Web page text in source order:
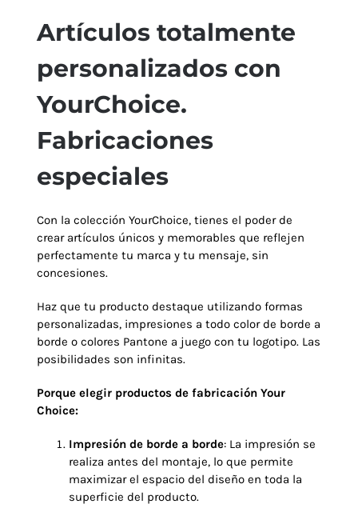
Tecnología
Más Regalos
WooCommerce Cart
Artículos totalmente
personalizados con
YourChoice.
Fabricaciones
especiales
Con la colección YourChoice, tienes el poder de
crear artículos únicos y memorables que reflejen
perfectamente tu marca y tu mensaje, sin
concesiones.
Haz que tu producto destaque utilizando formas
personalizadas, impresiones a todo color de borde a
borde o colores Pantone a juego con tu logotipo. Las
posibilidades son infinitas.
Porque elegir productos de fabricación Your
Choice:
Impresión de borde a borde: La impresión se
realiza antes del montaje, lo que permite
maximizar el espacio del diseño en toda la
superficie del producto.